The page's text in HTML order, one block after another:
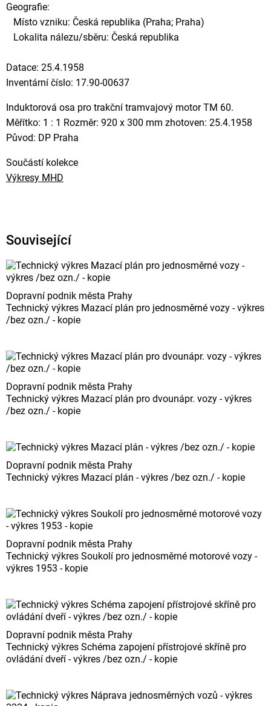
Geografie:
Místo vzniku: Česká republika (Praha; Praha)
Lokalita nálezu/sběru: Česká republika
Datace: 25.4.1958
Inventární číslo: 17.90-00637
Induktorová osa pro trakční tramvajový motor TM 60.
Měřítko: 1 : 1 Rozměr: 920 x 300 mm zhotoven: 25.4.1958
Původ: DP Praha
Součástí kolekce
Výkresy MHD
Související
Dopravní podnik města Prahy
Technický výkres Mazací plán pro jednosměrné vozy - výkres
/bez ozn./ - kopie
Dopravní podnik města Prahy
Technický výkres Mazací plán pro dvounápr. vozy - výkres
/bez ozn./ - kopie
Dopravní podnik města Prahy
Technický výkres Mazací plán - výkres /bez ozn./ - kopie
Dopravní podnik města Prahy
Technický výkres Soukolí pro jednosměrné motorové vozy -
výkres 1953 - kopie
Dopravní podnik města Prahy
Technický výkres Schéma zapojení přístrojové skříně pro
ovládání dveří - výkres /bez ozn./ - kopie